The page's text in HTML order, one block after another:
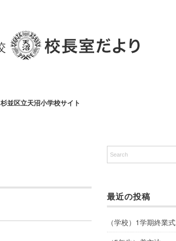
杉並区立天沼小学校サイト
最近の投稿
（学校）1学期終業式